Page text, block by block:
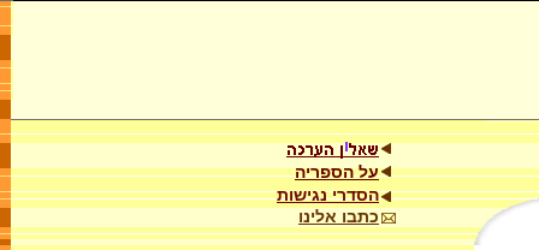
על הספריה
הסדרי נגישות
כתבו אלינו